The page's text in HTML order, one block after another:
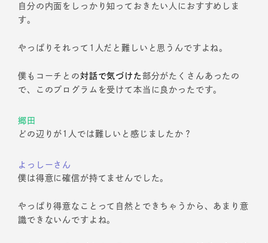
自分の内面をしっかり知っておきたい人におすすめしま
す。
やっぱりそれって1人だと難しいと思うんですよね。
僕もコーチとの対話で気づけた 部分がたくさんあったの
で、このプログラムを受けて本当に良かったです。
郷田
どの辺りが1人では難しいと感じましたか？
よっしーさん
僕は得意に確信が持てませんでした。
やっぱり得意なことって自然とできちゃうから、あまり意
識できないんですよね。